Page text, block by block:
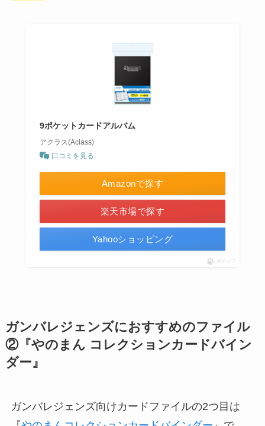
9ポケットカードアルバム
アクラス(Aclass)
口コミを見る
Amazonで探す
楽天市場で探す
Yahooショッピング
ポチップ
ガンバレジェンズにおすすめのファイル
②『やのまん コレクションカードバイン
ダー』
ガンバレジェンズ向けカードファイルの2つ目は